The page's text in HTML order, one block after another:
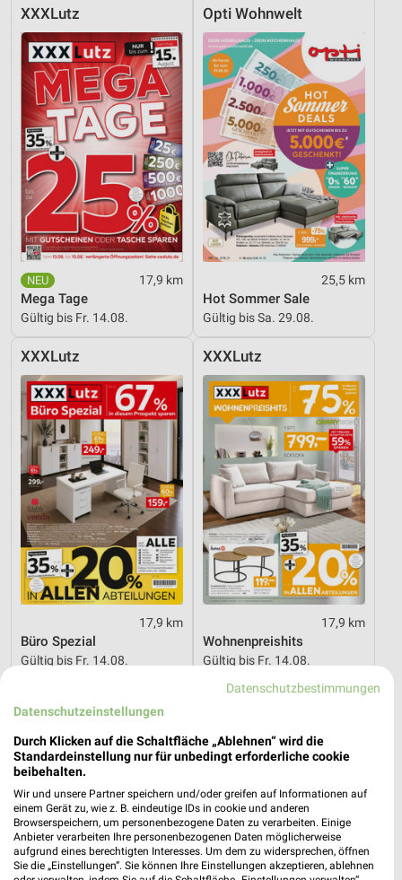
XXXLutz
17,9 km
Mega Tage
Gültig bis Fr. 14.08.
Opti Wohnwelt
25,5 km
Hot Sommer Sale
Gültig bis Sa. 29.08.
XXXLutz
17,9 km
Büro Spezial
Gültig bis Fr. 14.08.
XXXLutz
17,9 km
Wohnenpreishits
Gültig bis Fr. 14.08.
Datenschutzbestimmungen
Datenschutzeinstellungen
Durch Klicken auf die Schaltfläche „Ablehnen“ wird die
Standardeinstellung nur für unbedingt erforderliche cookie
beibehalten.
Wir und unsere Partner speichern und/oder greifen auf Informationen auf
einem Gerät zu, wie z. B. eindeutige IDs in cookie und anderen
Browserspeichern, um personenbezogene Daten zu verarbeiten. Einige
Anbieter verarbeiten Ihre personenbezogenen Daten möglicherweise
aufgrund eines berechtigten Interesses. Um dem zu widersprechen, öffnen
Sie die „Einstellungen“. Sie können Ihre Einstellungen akzeptieren, ablehnen